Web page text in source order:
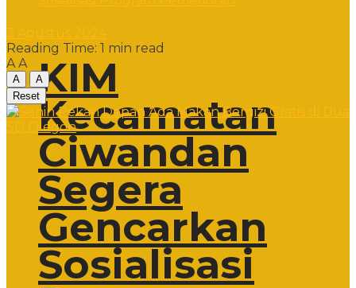
KIM
Kecamatan
Ciwandan
Segera
Gencarkan
Sosialisasi
Reading Time: 1 min read
A A
A
A
Reset